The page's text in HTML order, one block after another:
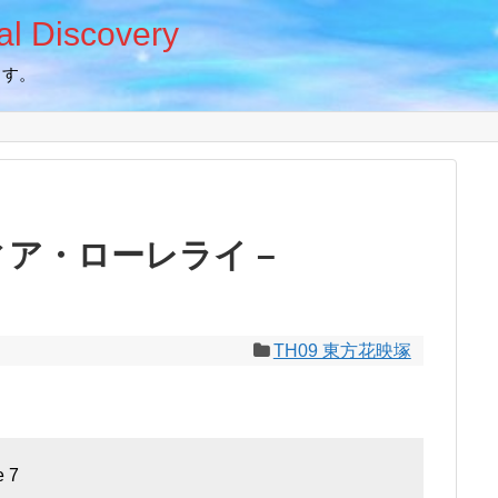
Discovery
。
・ローレライ –
TH09 東方花映塚
7